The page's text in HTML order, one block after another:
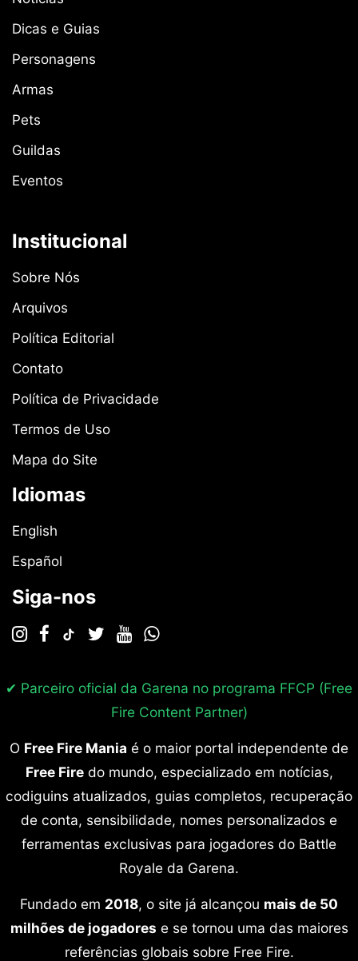
Dicas e Guias
Personagens
Armas
Pets
Guildas
Eventos
Institucional
Sobre Nós
Arquivos
Política Editorial
Contato
Política de Privacidade
Termos de Uso
Mapa do Site
Idiomas
English
Español
Siga-nos
✔ Parceiro oficial da Garena no programa FFCP (Free
Fire Content Partner)
O Free Fire Mania é o maior portal independente de
Free Firedo mundo, especializado em notícias,
codiguins atualizados, guias completos, recuperação
de conta, sensibilidade, nomes personalizados e
ferramentas exclusivas para jogadores do Battle
Royale da Garena.
Fundado em 2018, o site já alcançou mais de 50
milhões de jogadores e se tornou uma das maiores
referências globais sobre Free Fire.